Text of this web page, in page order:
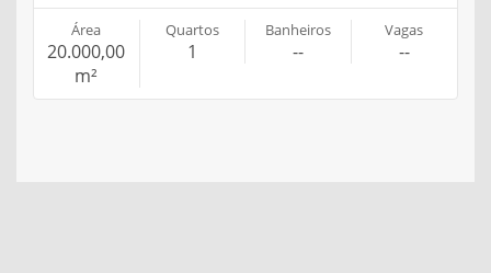
Área
20.000,00
m²
Quartos
1
Banheiros
--
Vagas
--